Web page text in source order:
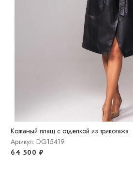
Кожаный плащ с отделкой из трикотажа
Артикул: DG15419
64 500 ₽